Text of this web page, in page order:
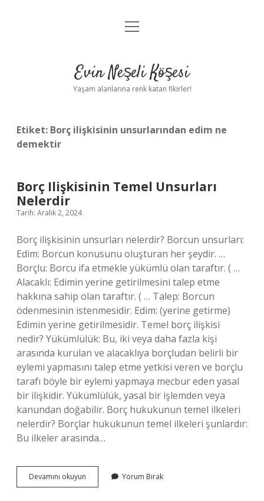
Anasayfa
Yasal Uyarı
menüyü
Evin Neşeli Köşesi
Yaşam alanlarına renk katan fikirler!
Etiket: Borç ilişkisinin unsurlarından edim ne
demektir
Borç Ilişkisinin Temel Unsurları
Nelerdir
Tarih: Aralık 2, 2024
Borç ilişkisinin unsurları nelerdir? Borcun unsurları:
Edim: Borcun konusunu oluşturan her şeydir. …
Borçlu: Borcu ifa etmekle yükümlü olan taraftır. ( …
Alacaklı: Edimin yerine getirilmesini talep etme
hakkına sahip olan taraftır. ( … Talep: Borcun
ödenmesinin istenmesidir. Edim: (yerine getirme)
Edimin yerine getirilmesidir. Temel borç ilişkisi
nedir? Yükümlülük: Bu, iki veya daha fazla kişi
arasında kurulan ve alacaklıya borçludan belirli bir
eylemi yapmasını talep etme yetkisi veren ve borçlu
tarafı böyle bir eylemi yapmaya mecbur eden yasal
bir ilişkidir. Yükümlülük, yasal bir işlemden veya
kanundan doğabilir. Borç hukukunun temel ilkeleri
nelerdir? Borçlar hukukunun temel ilkeleri şunlardır:
Bu ilkeler arasında…
Devamını okuyun
Ilişkisinin
Yorum Bırak